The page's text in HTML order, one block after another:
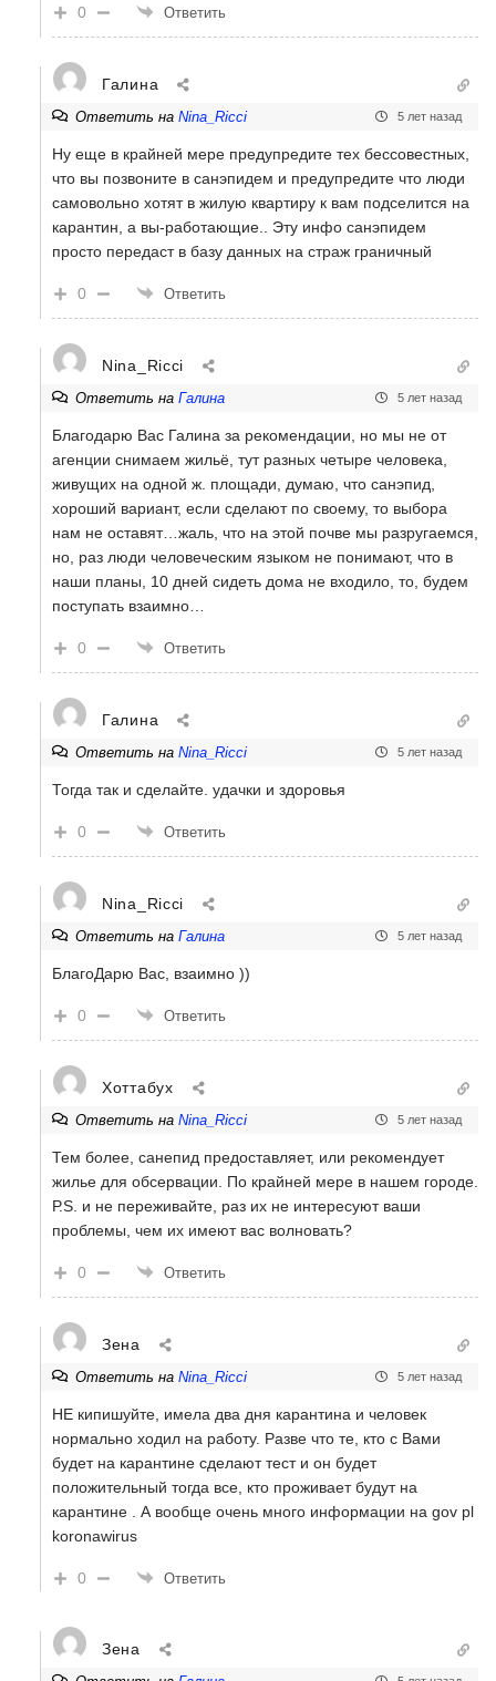
0 Ответить
Галина
Ответить на Nina_Ricci 5 лет назад
Ну еще в крайней мере предупредите тех бессовестных,
что вы позвоните в санэпидем и предупредите что люди
самовольно хотят в жилую квартиру к вам подселится на
карантин, а вы-работающие.. Эту инфо санэпидем
просто передаст в базу данных на страж граничный
0 Ответить
Nina_Ricci
Ответить на Галина 5 лет назад
Благодарю Вас Галина за рекомендации, но мы не от
агенции снимаем жильё, тут разных четыре человека,
живущих на одной ж. площади, думаю, что санэпид,
хороший вариант, если сделают по своему, то выбора
нам не оставят…жаль, что на этой почве мы разругаемся,
но, раз люди человеческим языком не понимают, что в
наши планы, 10 дней сидеть дома не входило, то, будем
поступать взаимно…
0 Ответить
Галина
Ответить на Nina_Ricci 5 лет назад
Тогда так и сделайте. удачки и здоровья
0 Ответить
Nina_Ricci
Ответить на Галина 5 лет назад
БлагоДарю Вас, взаимно ))
0 Ответить
Хоттабух
Ответить на Nina_Ricci 5 лет назад
Тем более, санепид предоставляет, или рекомендует
жилье для обсервации. По крайней мере в нашем городе.
Р.S. и не переживайте, раз их не интересуют ваши
проблемы, чем их имеют вас волновать?
0 Ответить
Зена
Ответить на Nina_Ricci 5 лет назад
НЕ кипишуйте, имела два дня карантина и человек
нормально ходил на работу. Разве что те, кто с Вами
будет на карантине сделают тест и он будет
положительный тогда все, кто проживает будут на
карантине . А вообще очень много информации на gov pl
koronawirus
0 Ответить
Зена